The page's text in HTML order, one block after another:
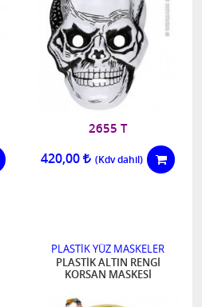
2655 T
420,00
PLASTİK YÜZ MASKELER
PLASTİK ALTIN RENGİ
KORSAN MASKESİ